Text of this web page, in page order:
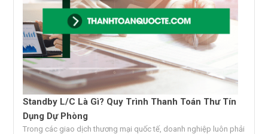
Standby L/C Là Gì? Quy Trình Thanh Toán Thư Tín
Dụng Dự Phòng
Trong các giao dịch thương mại quốc tế, doanh nghiệp luôn phải